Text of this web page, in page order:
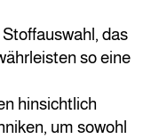
das
so eine
hinsichtlich
um sowohl